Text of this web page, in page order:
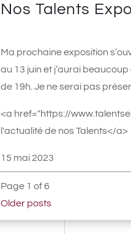
Nos Talents
Ma prochaine exposition
au 13 juin et j’aurai
de 19h. Je ne serai pas
<a href="https://
l'actualité de nos Talents</a>
15 mai 2023
Page 1 of 6
Older posts